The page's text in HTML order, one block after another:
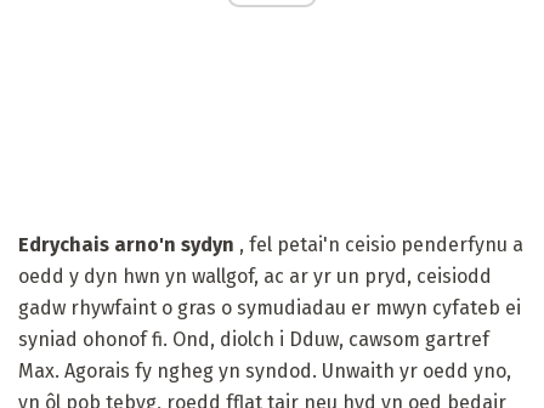
Edrychais arno'n sydyn , fel petai'n ceisio penderfynu a
oedd y dyn hwn yn wallgof, ac ar yr un pryd, ceisiodd
gadw rhywfaint o gras o symudiadau er mwyn cyfateb ei
syniad ohonof fi. Ond, diolch i Dduw, cawsom gartref
Max. Agorais fy ngheg yn syndod. Unwaith yr oedd yno,
yn ôl pob tebyg, roedd fflat tair neu hyd yn oed bedair